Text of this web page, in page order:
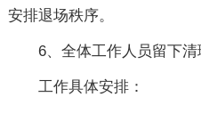
安排退场秩序。
6、全体工作人员留下清
工作具体安排：